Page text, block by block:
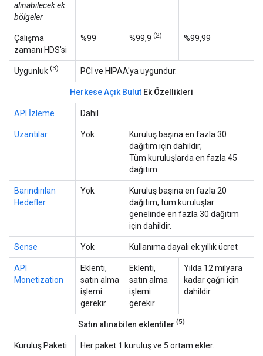
alınabilecek ek
bölgeler
Çalışma
zamanı HDS'si
%99 %99,9 (2) %99,99
Uygunluk (3) PCI ve HIPAA'ya uygundur.
Herkese Açık Bulut Ek Özellikleri
API İzleme Dahil
Uzantılar Yok
Kuruluş başına en fazla 30
dağıtım için dahildir;
Tüm kuruluşlarda en fazla 45
dağıtım
Barındırılan
Hedefler
Yok
Kuruluş başına en fazla 20
dağıtım, tüm kuruluşlar
genelinde en fazla 30 dağıtım
için dahildir.
Sense Yok Kullanıma dayalı ek yıllık ücret
API
Monetization
Eklenti,
satın alma
işlemi
gerekir
Eklenti,
satın alma
işlemi
gerekir
Yılda 12 milyara
kadar çağrı için
dahildir
Satın alınabilen eklentiler (5)
Kuruluş Paketi Her paket 1 kuruluş ve 5 ortam ekler.